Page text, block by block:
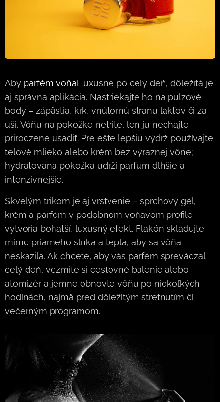
Aby parfém voňal luxusne po celý deň, dôležitá je
aj správna aplikácia. Nastriekajte ho na pulzové
body – zápästia, krk, vnútornú stranu lakťov či za
uši. Vôňu na pokožke netrite, len ju nechajte
prirodzene usadiť. Pre ešte lepšiu výdrž používajte
telové mlieko alebo krém bez výraznej vône;
hydratovaná pokožka udrží parfum dlhšie a
intenzívnejšie.
Skvelým trikom je aj vrstvenie – sprchový gél,
krém a parfém v podobnom voňavom profile
vytvoria bohatší, luxusný efekt. Flakón skladujte
mimo priameho slnka a tepla, aby sa vôňa
neskazila. Ak chcete, aby vás parfém sprevádzal
celý deň, vezmite si cestovné balenie alebo
atomizér a jemne obnovte vôňu po niekoľkých
hodinách, najmä pred dôležitým stretnutím či
večerným programom.